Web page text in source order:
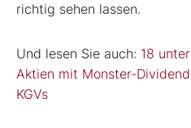
richtig sehen lassen.
Und lesen Sie auch: 18
Aktien mit Monster-
KGVs